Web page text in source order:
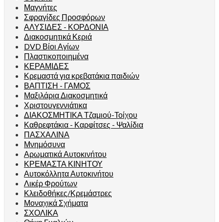
Μαγνήτες
Σφραγίδες Προσφόρων
ΑΛΥΣΙΔΕΣ - ΚΟΡΔΟΝΙΑ
Διακοσμητικά Κεριά
DVD Βίοι Αγίων
Πλαστικοποιημένα
ΚΕΡΑΜΙΔΕΣ
Κρεμαστά για κρεβατάκια παιδιών
ΒΑΠΤΙΣΗ - ΓΑΜΟΣ
Μαξιλάρια Διακοσμητικά
Χριστουγεννιάτικα
ΔΙΑΚΟΣΜΗΤΙΚΑ Τζαμιού-Τοίχου
Καθρεφτάκια - Καρφίτσες - Ψαλίδια
ΠΑΣΧΑΛΙΝΑ
Μνημόσυνα
Αρωματικά Αυτοκινήτου
ΚΡΕΜΑΣΤΑ ΚΙΝΗΤΟΥ
Αυτοκόλλητα Αυτοκινήτου
Λικέρ Φρούτων
Κλειδοθήκες/Κρεμάστρες
Μοναχικά Σχήματα
ΣΧΟΛΙΚΑ